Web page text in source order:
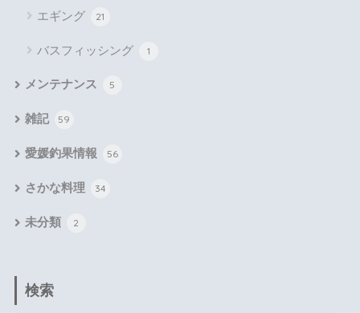
エギング 21
バスフィッシング 1
メンテナンス 5
雑記 59
愛媛釣果情報 56
さかな料理 34
未分類 2
検索